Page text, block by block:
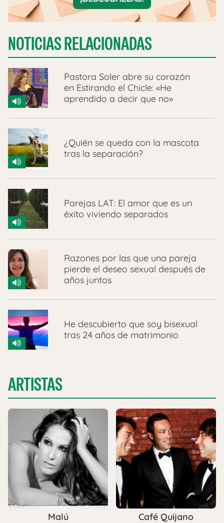
NOTICIAS RELACIONADAS
Pastora Soler abre su corazón
en Estirando el Chicle: «He
aprendido a decir que no»
¿Quién se queda con la mascota
tras la separación?
Parejas LAT: El amor que es un
éxito viviendo separados
Razones por las que una pareja
pierde el deseo sexual después de
años juntos
He descubierto que soy bisexual
tras 24 años de matrimonio
ARTISTAS
Malú Café Quijano